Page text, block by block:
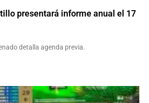
presentará informe anual el 17
detalla agenda previa.